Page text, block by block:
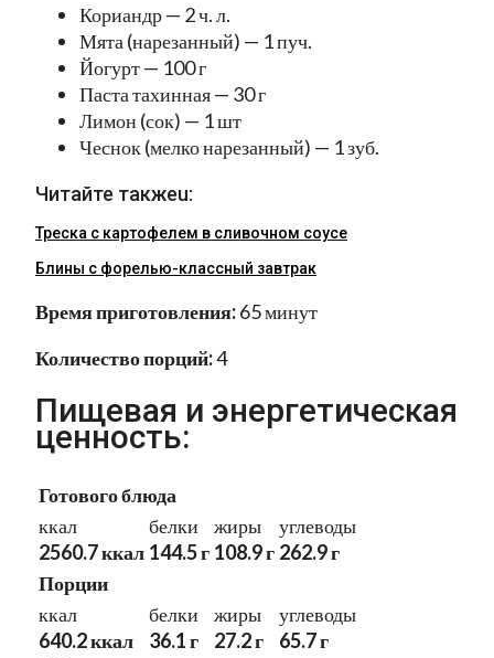
Кориандр — 2 ч. л.
Мята (нарезанный) — 1 пуч.
Йогурт — 100 г
Паста тахинная — 30 г
Лимон (сок) — 1 шт
Чеснок (мелко нарезанный) — 1 зуб.
Читайте такжеu:
Треска с картофелем в сливочном соусе
Блины с форелью-классный завтрак
Время приготовления:65 минут
Количество порций:4
Пищевая и энергетическая
ценность:
Готового блюда
ккал
2560.7 ккал
белки
144.5 г
жиры
108.9 г
углеводы
262.9 г
Порции
ккал
640.2 ккал
белки
36.1 г
жиры
27.2 г
углеводы
65.7 г